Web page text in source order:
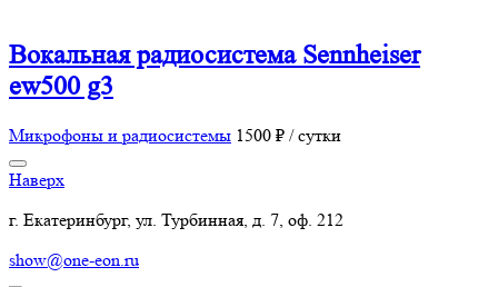
Вокальная радиосистема Sennheiser
ew500 g3
Микрофоны и радиосистемы 1500 ₽ / сутки
Наверх
г. Екатеринбург, ул. Турбинная, д. 7, оф. 212
show@one-eon.ru